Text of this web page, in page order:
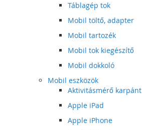
Táblagép tok
Mobil töltő, adapter
Mobil tartozék
Mobil tok kiegészítő
Mobil dokkoló
Mobil eszközök
Aktivitásmérő karpánt
Apple iPad
Apple iPhone